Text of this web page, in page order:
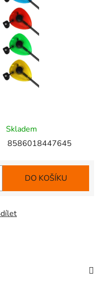
Skladem
8586018447645
DO KOŠÍKU